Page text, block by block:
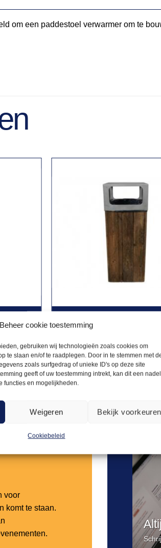
Beheer cookie toestemming
gebruiken wij technologieën zoals cookies om
te slaan en/of te raadplegen. Door in te stemmen met
zoals surfgedrag of unieke ID's op deze site
geeft of uw toestemming intrekt, kan dit een
functies en mogelijkheden.
Weigeren Bekijk voorkeuren
Cookiebeleid
om een paddestoel verwarmer om te
42,60
AFVALVERWERKING
Afvalbak steigerhout
Offerte
aan
voor
komt te staan.